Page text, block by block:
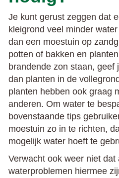
Je kunt gerust zeggen dat
kleigrond veel minder
dan een moestuin op
potten of bakken en
brandende zon staan, geef
dan planten in de
planten hebben ook graag
anderen. Om water te
bovenstaande tips
moestuin zo in te richten,
mogelijk water hoeft te
Verwacht ook weer niet dat
waterproblemen hiermee